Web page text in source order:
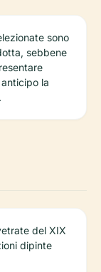
sono
sebbene
la
del XIX
dipinte